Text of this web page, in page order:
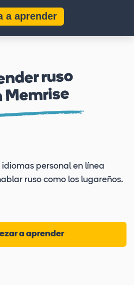
a aprender
ruso
Memrise
idiomas personal en línea
ruso como los lugareños.
a aprender